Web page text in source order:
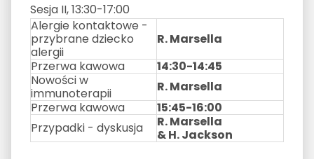
Sesja II, 13:30-17:00
Alergie kontaktowe -
przybrane dziecko
alergii
R. Marsella
Przerwa kawowa
14:30-14:45
Nowości w
immunoterapii
R. Marsella
Przerwa kawowa
15:45-16:00
Przypadki - dyskusja
R. Marsella
& H. Jackson